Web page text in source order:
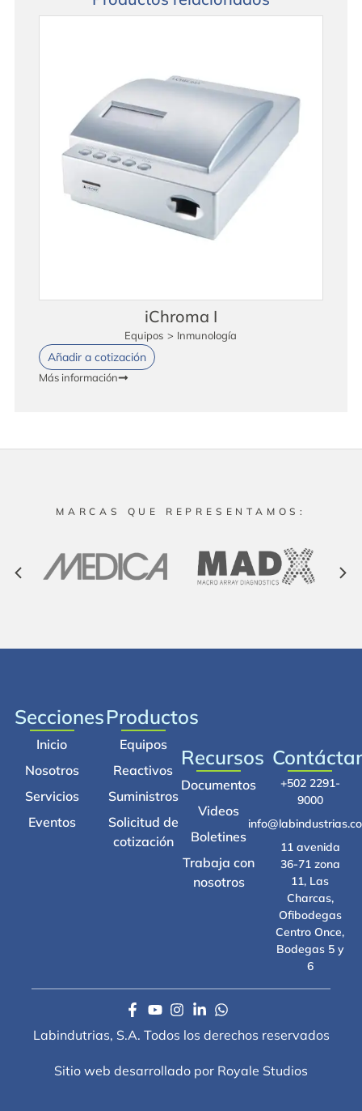
iChroma I
Equipos > Inmunología
Añadir a cotización
Más información
MARCAS QUE REPRESENTAMOS:
Secciones
Inicio
Nosotros
Servicios
Eventos
Productos
Equipos
Reactivos
Suministros
Solicitud de
cotización
Recursos
Documentos
Videos
Boletines
Trabaja con
nosotros
+502 2291-
9000
11 avenida
36-71 zona
11, Las
Charcas,
Ofibodegas
Centro Once,
Bodegas 5 y
6
Labindutrias, S.A. Todos los derechos reservados
Sitio web desarrollado por Royale Studios